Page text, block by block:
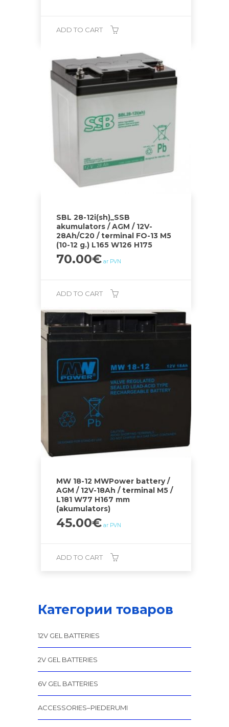
ADD TO CART
SBL 28-12i(sh)_SSB
akumulators / AGM / 12V-
28Ah/C20 / terminal FO-13 M5
(10-12 g.) L165 W126 H175
70.00€ ar PVN
ADD TO CART
MW 18-12 MWPower battery /
AGM / 12V-18Ah / terminal M5 /
L181 W77 H167 mm
(akumulators)
45.00€ ar PVN
ADD TO CART
Категории товаров
12V GEL BATTERIES
2V GEL BATTERIES
6V GEL BATTERIES
ACCESSORIES–PIEDERUMI